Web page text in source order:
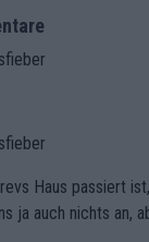
Haus passiert
ja auch nichts an,